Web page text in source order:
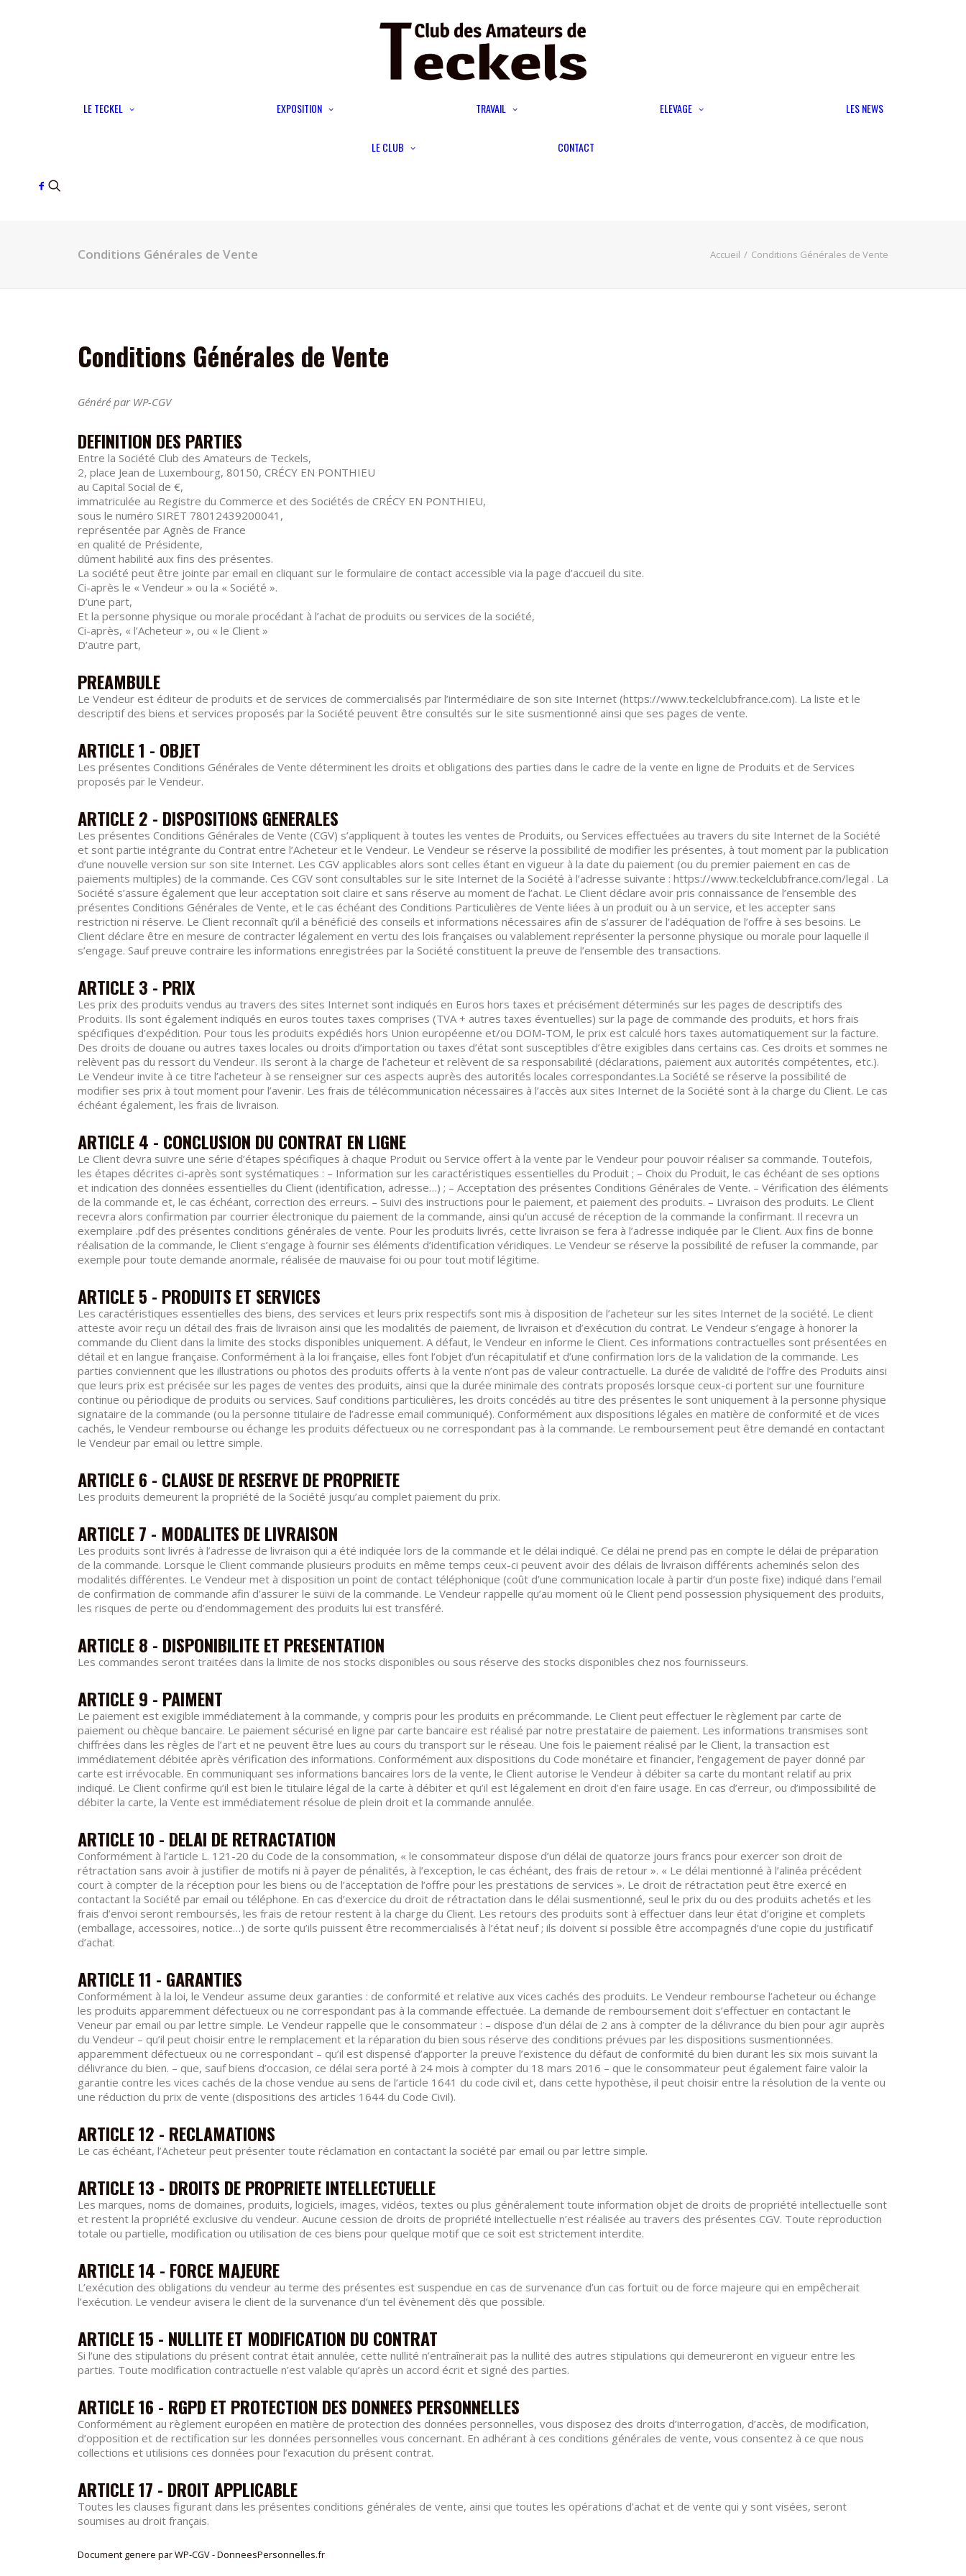
LE TECKEL EXPOSITION
Titres de champion de
TRAVAIL
Calendrier
Le teckel et la chasse
Enregistrement TAN ; LST
ELEVAGE LES NEWS
LE CLUB CONTACT
Conditions Générales de Vente Accueil Conditions Générales de Vente
Conditions Générales de Vente
Généré par WP-CGV
DEFINITION DES PARTIES
Entre la Société Club des Amateurs de Teckels,
2, place Jean de Luxembourg, 80150, CRÉCY EN PONTHIEU
au Capital Social de €,
immatriculée au Registre du Commerce et des Sociétés de CRÉCY EN PONTHIEU,
sous le numéro SIRET 78012439200041,
représentée par Agnès de France
en qualité de Présidente,
dûment habilité aux fins des présentes.
La société peut être jointe par email en cliquant sur le formulaire de contact accessible via la page d’accueil du site.
Ci-après le « Vendeur » ou la « Société ».
D’une part,
Et la personne physique ou morale procédant à l’achat de produits ou services de la société,
Ci-après, « l’Acheteur », ou « le Client »
D’autre part,
PREAMBULE
Le Vendeur est éditeur de produits et de services de commercialisés par l’intermédiaire de son site Internet (https://www.teckelclubfrance.com). La liste et le
descriptif des biens et services proposés par la Société peuvent être consultés sur le site susmentionné ainsi que ses pages de vente.
ARTICLE 1 - OBJET
Les présentes Conditions Générales de Vente déterminent les droits et obligations des parties dans le cadre de la vente en ligne de Produits et de Services
proposés par le Vendeur.
ARTICLE 2 - DISPOSITIONS GENERALES
Les présentes Conditions Générales de Vente (CGV) s’appliquent à toutes les ventes de Produits, ou Services effectuées au travers du site Internet de la Société
et sont partie intégrante du Contrat entre l’Acheteur et le Vendeur. Le Vendeur se réserve la possibilité de modifier les présentes, à tout moment par la publication
d’une nouvelle version sur son site Internet. Les CGV applicables alors sont celles étant en vigueur à la date du paiement (ou du premier paiement en cas de
paiements multiples) de la commande. Ces CGV sont consultables sur le site Internet de la Société à l’adresse suivante : https://www.teckelclubfrance.com/legal . La
Société s’assure également que leur acceptation soit claire et sans réserve au moment de l’achat. Le Client déclare avoir pris connaissance de l’ensemble des
présentes Conditions Générales de Vente, et le cas échéant des Conditions Particulières de Vente liées à un produit ou à un service, et les accepter sans
restriction ni réserve. Le Client reconnaît qu’il a bénéficié des conseils et informations nécessaires afin de s’assurer de l’adéquation de l’offre à ses besoins. Le
Client déclare être en mesure de contracter légalement en vertu des lois françaises ou valablement représenter la personne physique ou morale pour laquelle il
s’engage. Sauf preuve contraire les informations enregistrées par la Société constituent la preuve de l’ensemble des transactions.
ARTICLE 3 - PRIX
Les prix des produits vendus au travers des sites Internet sont indiqués en Euros hors taxes et précisément déterminés sur les pages de descriptifs des
Produits. Ils sont également indiqués en euros toutes taxes comprises (TVA + autres taxes éventuelles) sur la page de commande des produits, et hors frais
spécifiques d’expédition. Pour tous les produits expédiés hors Union européenne et/ou DOM-TOM, le prix est calculé hors taxes automatiquement sur la facture.
Des droits de douane ou autres taxes locales ou droits d’importation ou taxes d’état sont susceptibles d’être exigibles dans certains cas. Ces droits et sommes ne
relèvent pas du ressort du Vendeur. Ils seront à la charge de l’acheteur et relèvent de sa responsabilité (déclarations, paiement aux autorités compétentes, etc.).
Le Vendeur invite à ce titre l’acheteur à se renseigner sur ces aspects auprès des autorités locales correspondantes.La Société se réserve la possibilité de
modifier ses prix à tout moment pour l’avenir. Les frais de télécommunication nécessaires à l’accès aux sites Internet de la Société sont à la charge du Client. Le cas
échéant également, les frais de livraison.
ARTICLE 4 - CONCLUSION DU CONTRAT EN LIGNE
Le Client devra suivre une série d’étapes spécifiques à chaque Produit ou Service offert à la vente par le Vendeur pour pouvoir réaliser sa commande. Toutefois,
les étapes décrites ci-après sont systématiques : – Information sur les caractéristiques essentielles du Produit ; – Choix du Produit, le cas échéant de ses options
et indication des données essentielles du Client (identification, adresse…) ; – Acceptation des présentes Conditions Générales de Vente. – Vérification des éléments
de la commande et, le cas échéant, correction des erreurs. – Suivi des instructions pour le paiement, et paiement des produits. – Livraison des produits. Le Client
recevra alors confirmation par courrier électronique du paiement de la commande, ainsi qu’un accusé de réception de la commande la confirmant. Il recevra un
exemplaire .pdf des présentes conditions générales de vente. Pour les produits livrés, cette livraison se fera à l’adresse indiquée par le Client. Aux fins de bonne
réalisation de la commande, le Client s’engage à fournir ses éléments d’identification véridiques. Le Vendeur se réserve la possibilité de refuser la commande, par
exemple pour toute demande anormale, réalisée de mauvaise foi ou pour tout motif légitime.
ARTICLE 5 - PRODUITS ET SERVICES
Les caractéristiques essentielles des biens, des services et leurs prix respectifs sont mis à disposition de l’acheteur sur les sites Internet de la société. Le client
atteste avoir reçu un détail des frais de livraison ainsi que les modalités de paiement, de livraison et d’exécution du contrat. Le Vendeur s’engage à honorer la
commande du Client dans la limite des stocks disponibles uniquement. A défaut, le Vendeur en informe le Client. Ces informations contractuelles sont présentées en
détail et en langue française. Conformément à la loi française, elles font l’objet d’un récapitulatif et d’une confirmation lors de la validation de la commande. Les
parties conviennent que les illustrations ou photos des produits offerts à la vente n’ont pas de valeur contractuelle. La durée de validité de l’offre des Produits ainsi
que leurs prix est précisée sur les pages de ventes des produits, ainsi que la durée minimale des contrats proposés lorsque ceux-ci portent sur une fourniture
continue ou périodique de produits ou services. Sauf conditions particulières, les droits concédés au titre des présentes le sont uniquement à la personne physique
signataire de la commande (ou la personne titulaire de l’adresse email communiqué). Conformément aux dispositions légales en matière de conformité et de vices
cachés, le Vendeur rembourse ou échange les produits défectueux ou ne correspondant pas à la commande. Le remboursement peut être demandé en contactant
le Vendeur par email ou lettre simple.
ARTICLE 6 - CLAUSE DE RESERVE DE PROPRIETE
Les produits demeurent la propriété de la Société jusqu’au complet paiement du prix.
ARTICLE 7 - MODALITES DE LIVRAISON
Les produits sont livrés à l’adresse de livraison qui a été indiquée lors de la commande et le délai indiqué. Ce délai ne prend pas en compte le délai de préparation
de la commande. Lorsque le Client commande plusieurs produits en même temps ceux-ci peuvent avoir des délais de livraison différents acheminés selon des
modalités différentes. Le Vendeur met à disposition un point de contact téléphonique (coût d’une communication locale à partir d’un poste fixe) indiqué dans l’email
de confirmation de commande afin d’assurer le suivi de la commande. Le Vendeur rappelle qu’au moment où le Client pend possession physiquement des produits,
les risques de perte ou d’endommagement des produits lui est transféré.
ARTICLE 8 - DISPONIBILITE ET PRESENTATION
Les commandes seront traitées dans la limite de nos stocks disponibles ou sous réserve des stocks disponibles chez nos fournisseurs.
ARTICLE 9 - PAIMENT
Le paiement est exigible immédiatement à la commande, y compris pour les produits en précommande. Le Client peut effectuer le règlement par carte de
paiement ou chèque bancaire. Le paiement sécurisé en ligne par carte bancaire est réalisé par notre prestataire de paiement. Les informations transmises sont
chiffrées dans les règles de l’art et ne peuvent être lues au cours du transport sur le réseau. Une fois le paiement réalisé par le Client, la transaction est
immédiatement débitée après vérification des informations. Conformément aux dispositions du Code monétaire et financier, l’engagement de payer donné par
carte est irrévocable. En communiquant ses informations bancaires lors de la vente, le Client autorise le Vendeur à débiter sa carte du montant relatif au prix
indiqué. Le Client confirme qu’il est bien le titulaire légal de la carte à débiter et qu’il est légalement en droit d’en faire usage. En cas d’erreur, ou d’impossibilité de
débiter la carte, la Vente est immédiatement résolue de plein droit et la commande annulée.
ARTICLE 10 - DELAI DE RETRACTATION
Conformément à l’article L. 121-20 du Code de la consommation, « le consommateur dispose d’un délai de quatorze jours francs pour exercer son droit de
rétractation sans avoir à justifier de motifs ni à payer de pénalités, à l’exception, le cas échéant, des frais de retour ». « Le délai mentionné à l’alinéa précédent
court à compter de la réception pour les biens ou de l’acceptation de l’offre pour les prestations de services ». Le droit de rétractation peut être exercé en
contactant la Société par email ou téléphone. En cas d’exercice du droit de rétractation dans le délai susmentionné, seul le prix du ou des produits achetés et les
frais d’envoi seront remboursés, les frais de retour restent à la charge du Client. Les retours des produits sont à effectuer dans leur état d’origine et complets
(emballage, accessoires, notice…) de sorte qu’ils puissent être recommercialisés à l’état neuf ; ils doivent si possible être accompagnés d’une copie du justificatif
d’achat.
ARTICLE 11 - GARANTIES
Conformément à la loi, le Vendeur assume deux garanties : de conformité et relative aux vices cachés des produits. Le Vendeur rembourse l’acheteur ou échange
les produits apparemment défectueux ou ne correspondant pas à la commande effectuée. La demande de remboursement doit s’effectuer en contactant le
Veneur par email ou par lettre simple. Le Vendeur rappelle que le consommateur : – dispose d’un délai de 2 ans à compter de la délivrance du bien pour agir auprès
du Vendeur – qu’il peut choisir entre le remplacement et la réparation du bien sous réserve des conditions prévues par les dispositions susmentionnées.
apparemment défectueux ou ne correspondant – qu’il est dispensé d’apporter la preuve l’existence du défaut de conformité du bien durant les six mois suivant la
délivrance du bien. – que, sauf biens d’occasion, ce délai sera porté à 24 mois à compter du 18 mars 2016 – que le consommateur peut également faire valoir la
garantie contre les vices cachés de la chose vendue au sens de l’article 1641 du code civil et, dans cette hypothèse, il peut choisir entre la résolution de la vente ou
une réduction du prix de vente (dispositions des articles 1644 du Code Civil).
ARTICLE 12 - RECLAMATIONS
Le cas échéant, l’Acheteur peut présenter toute réclamation en contactant la société par email ou par lettre simple.
ARTICLE 13 - DROITS DE PROPRIETE INTELLECTUELLE
Les marques, noms de domaines, produits, logiciels, images, vidéos, textes ou plus généralement toute information objet de droits de propriété intellectuelle sont
et restent la propriété exclusive du vendeur. Aucune cession de droits de propriété intellectuelle n’est réalisée au travers des présentes CGV. Toute reproduction
totale ou partielle, modification ou utilisation de ces biens pour quelque motif que ce soit est strictement interdite.
ARTICLE 14 - FORCE MAJEURE
L’exécution des obligations du vendeur au terme des présentes est suspendue en cas de survenance d’un cas fortuit ou de force majeure qui en empêcherait
l’exécution. Le vendeur avisera le client de la survenance d’un tel évènement dès que possible.
ARTICLE 15 - NULLITE ET MODIFICATION DU CONTRAT
Si l’une des stipulations du présent contrat était annulée, cette nullité n’entraînerait pas la nullité des autres stipulations qui demeureront en vigueur entre les
parties. Toute modification contractuelle n’est valable qu’après un accord écrit et signé des parties.
ARTICLE 16 - RGPD ET PROTECTION DES DONNEES PERSONNELLES
Conformément au règlement européen en matière de protection des données personnelles, vous disposez des droits d’interrogation, d’accès, de modification,
d’opposition et de rectification sur les données personnelles vous concernant. En adhérant à ces conditions générales de vente, vous consentez à ce que nous
collections et utilisions ces données pour l’exacution du présent contrat.
ARTICLE 17 - DROIT APPLICABLE
Toutes les clauses figurant dans les présentes conditions générales de vente, ainsi que toutes les opérations d’achat et de vente qui y sont visées, seront
soumises au droit français.
Document genere par WP-CGV - DonneesPersonnelles.fr